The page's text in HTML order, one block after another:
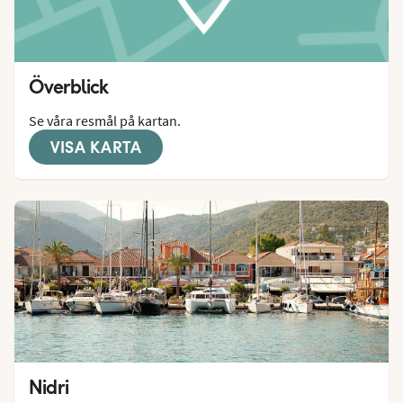
Överblick
Se våra resmål på kartan.
VISA KARTA
Nidri